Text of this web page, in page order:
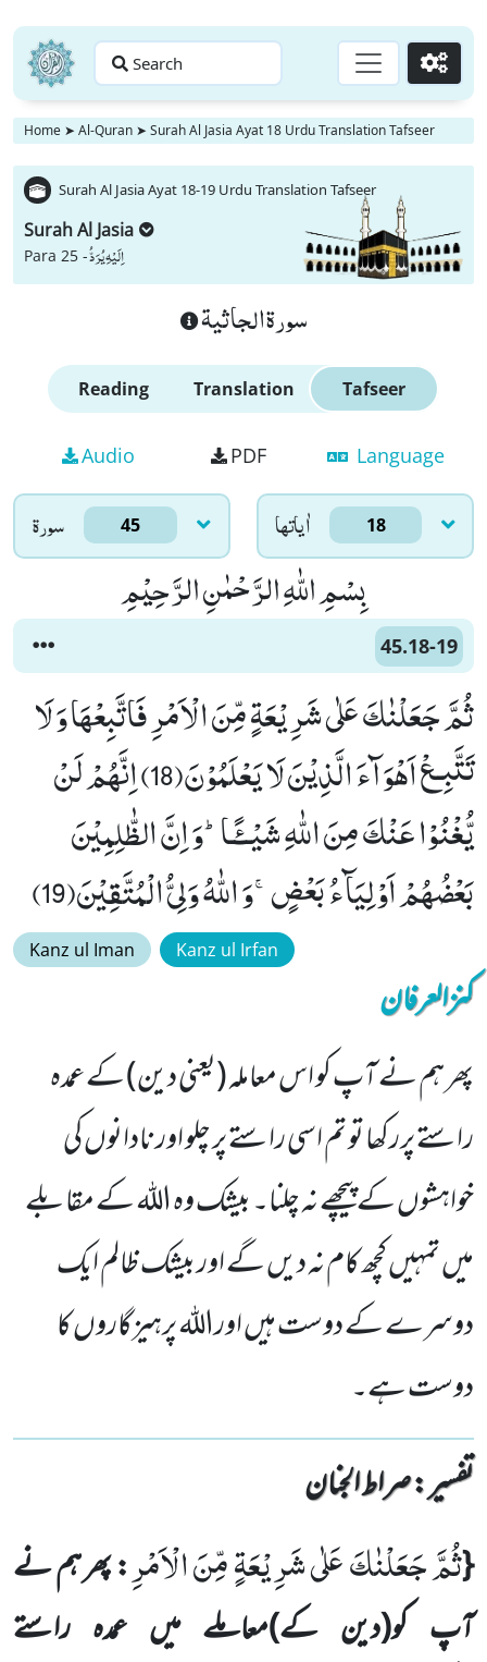
Search Go
Home ➤ Al-Quran ➤ Surah Al Jasia Ayat 18 Urdu Translation Tafseer
Surah Al Jasia Ayat 18-19 Urdu Translation Tafseer
Surah Al Jasia
Para 25 -اِلَیْهِ یُرَدُّ
سورة الجاثية
Reading Translation Tafseer
Audio PDF Language
سورۃ 45 اٰياتها 18
بِسْمِ اللّٰهِ الرَّحْمٰنِ الرَّحِیْمِ
45.18-19
ثُمَّ جَعَلْنٰكَ عَلٰى شَرِیْعَةٍ مِّنَ الْاَمْرِ فَاتَّبِعْهَا وَ لَا
تَتَّبِـعْ اَهْوَآءَ الَّذِیْنَ لَا یَعْلَمُوْنَ(18) اِنَّهُمْ لَنْ
یُّغْنُوْا عَنْكَ مِنَ اللّٰهِ شَیْــٴًـاؕ-وَ اِنَّ الظّٰلِمِیْنَ
بَعْضُهُمْ اَوْلِیَآءُ بَعْضٍۚ-وَ اللّٰهُ وَلِیُّ الْمُتَّقِیْنَ(19)
Kanz ul Iman Kanz ul Irfan
کنزالعرفان
پھر ہم نے آپ کو اس معاملہ (یعنی دین) کے عمدہ
راستے پررکھا تو تم اسی راستے پر چلو اور نادانوں کی
خواہشوں کے پیچھے نہ چلنا۔ بیشک وہ اللہ کے مقابلے
میں تمہیں کچھ کام نہ دیں گے اور بیشک ظالم ایک
دوسرے کے دوست ہیں اوراللہ پرہیزگاروں کا
دوست ہے۔
تفسیر : ‎صراط الجنان
{ثُمَّ جَعَلْنٰكَ عَلٰى شَرِیْعَةٍ مِّنَ الْاَمْرِ: پھر ہم نے
آپ کو(دین کے)معاملے میں عمدہ راستے